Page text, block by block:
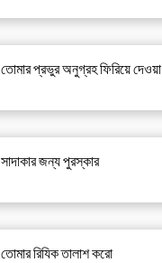
তোমার প্রভুর অনুগ্রহ ফিরিয়ে দেওয়া
সাদাকার জন্য পুরস্কার
তোমার রিযিক তালাশ করো